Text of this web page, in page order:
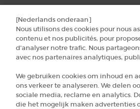
[Nederlands onderaan]
Nous utilisons des cookies pour nous
contenu et nos publicités, pour
d’analyser notre trafic. Nous
avec nos partenaires analytiques,
We gebruiken cookies om inhoud en
ons verkeer te analyseren. We delen
sociale media, reclame en analytics.
die het mogelijk maken advertenties